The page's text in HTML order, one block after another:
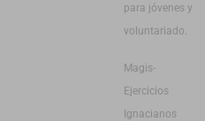
para jóvenes y
voluntariado.
Magis-
Ejercicios
Ignacianos